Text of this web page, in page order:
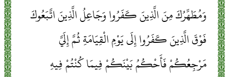
وَمُطَهِّرُكَ مِنَ الَّذِينَ كَفَرُوا وَجَاعِلُ الَّذِينَ اتَّبَعُوكَ
فَوْقَ الَّذِينَ كَفَرُوا إِلَى يَوْمِ الْقِيَامَةِ ثُمَّ إِلَيَّ
مَرْجِعُكُمْ فَأَحْكُمُ بَيْنَكُمْ فِيمَا كُنْتُمْ فِيهِ